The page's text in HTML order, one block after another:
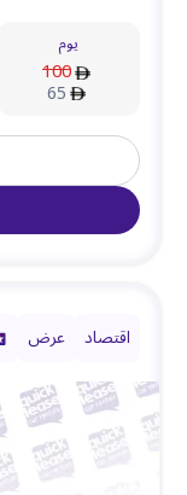
يوم
100
65
اقتصاد عرض